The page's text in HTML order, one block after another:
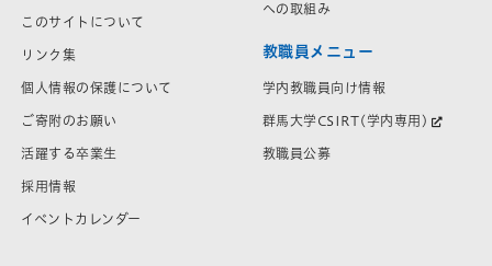
このサイトについて
リンク集
個人情報の保護について
ご寄附のお願い
活躍する卒業生
採用情報
イベントカレンダー
への取組み
教職員メニュー
学内教職員向け情報
群馬大学CSIRT(学内専用)
教職員公募